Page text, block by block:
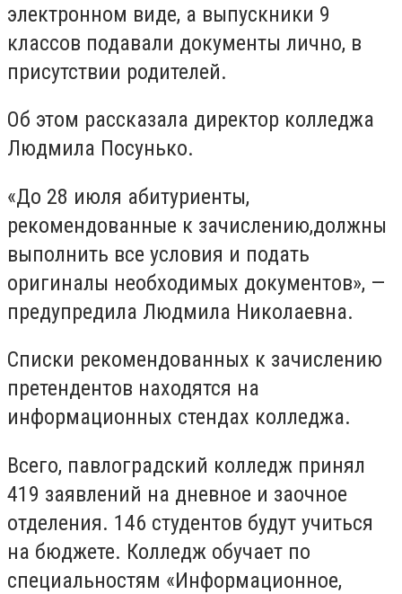
электронном виде, а выпускники 9
классов подавали документы лично, в
присутствии родителей.
Об этом рассказала директор колледжа
Людмила Посунько.
«До 28 июля абитуриенты,
рекомендованные к зачислению,должны
выполнить все условия и подать
оригиналы необходимых документов», —
предупредила Людмила Николаевна.
Списки рекомендованных к зачислению
претендентов находятся на
информационных стендах колледжа.
Всего, павлоградский колледж принял
419 заявлений на дневное и заочное
отделения. 146 студентов будут учиться
на бюджете. Колледж обучает по
специальностям «Информационное,